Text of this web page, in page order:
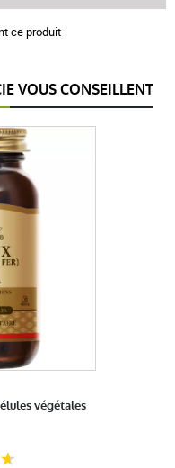
ce produit
VOUS CONSEILLENT
végétales